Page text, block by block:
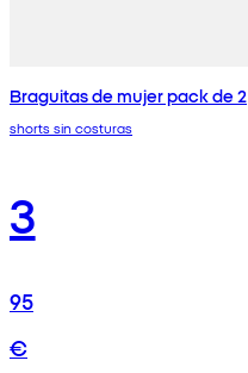
Braguitas de mujer pack de 2
shorts sin costuras
3
95
€